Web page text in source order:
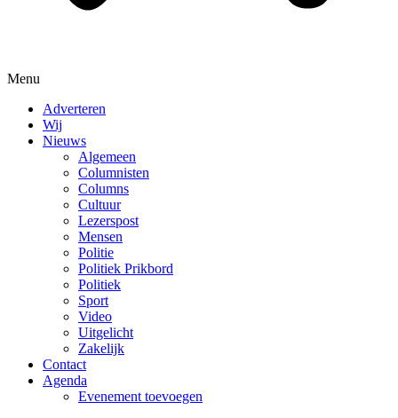
Menu
Adverteren
Wij
Nieuws
Algemeen
Columnisten
Columns
Cultuur
Lezerspost
Mensen
Politie
Politiek Prikbord
Politiek
Sport
Video
Uitgelicht
Zakelijk
Contact
Agenda
Evenement toevoegen